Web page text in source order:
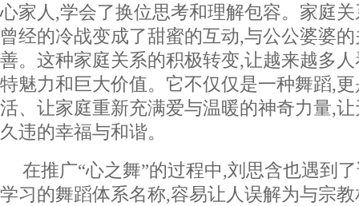
心家人,学会了换位思考和理解包容。家庭
曾经的冷战变成了甜蜜的互动,与公公婆婆
善。这种家庭关系的积极转变,让越来越多
特魅力和巨大价值。它不仅仅是一种舞蹈,
活、让家庭重新充满爱与温暖的神奇力量,
久违的幸福与和谐。
在推广“心之舞”的过程中,刘思含也遇到
学习的舞蹈体系名称,容易让人误解为与宗